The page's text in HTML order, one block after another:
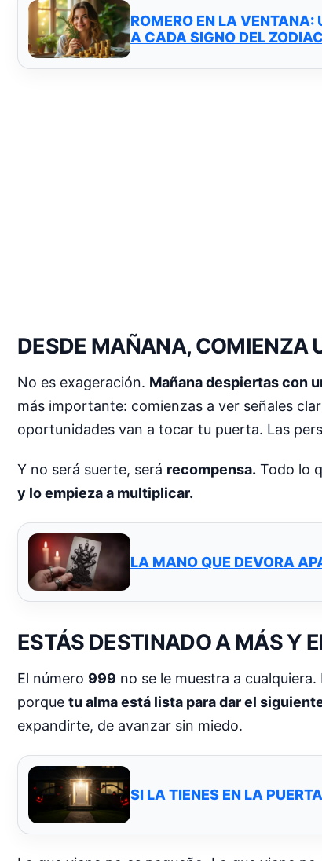
ROMERO EN LA VENTANA:
A CADA SIGNO DEL
DESDE MAÑANA, COMIENZA
No es exageración. Mañana despiertas con
más importante: comienzas a ver señales
oportunidades van a tocar tu puerta. Las
Y no será suerte, será recompensa. Todo lo
y lo empieza a multiplicar.
LA MANO QUE DEVORA
ESTÁS DESTINADO A MÁS Y
El número 999 no se le muestra a
porque tu alma está lista para dar el
expandirte, de avanzar sin miedo.
SI LA TIENES EN LA